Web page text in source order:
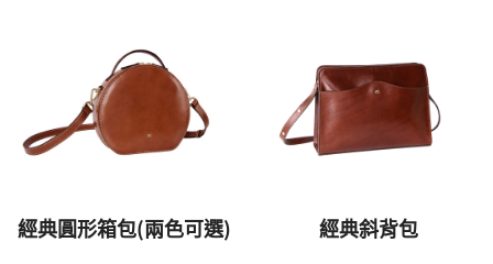
經典圓形箱包(兩色可選) 經典斜背包